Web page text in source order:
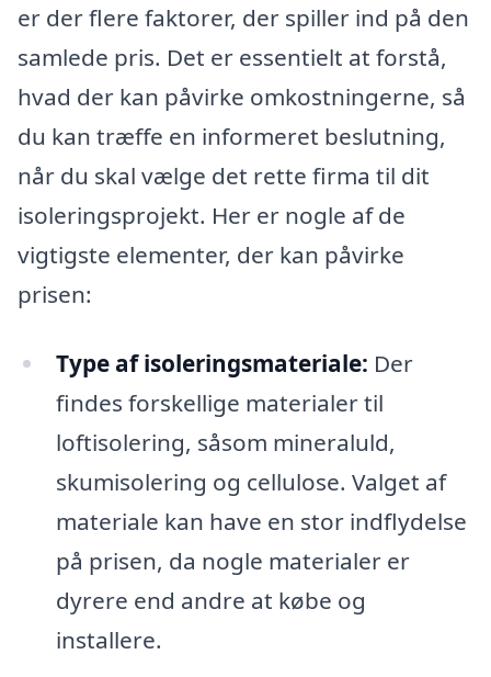
er der flere faktorer, der spiller ind på den
samlede pris. Det er essentielt at forstå,
hvad der kan påvirke omkostningerne, så
du kan træffe en informeret beslutning,
når du skal vælge det rette firma til dit
isoleringsprojekt. Her er nogle af de
vigtigste elementer, der kan påvirke
prisen:
Type af isoleringsmateriale: Der
findes forskellige materialer til
loftisolering, såsom mineraluld,
skumisolering og cellulose. Valget af
materiale kan have en stor indflydelse
på prisen, da nogle materialer er
dyrere end andre at købe og
installere.